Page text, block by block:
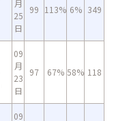
月
25
日
99 113% 6% 349
09
月
23
日
97 67% 58% 118
09